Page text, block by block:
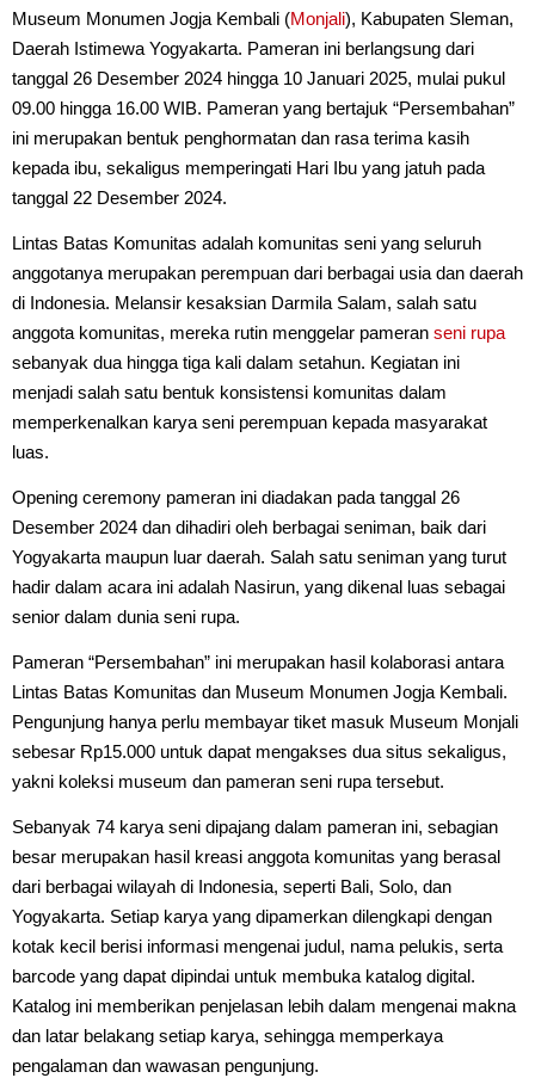
Museum Monumen Jogja Kembali (Monjali), Kabupaten Sleman,
Daerah Istimewa Yogyakarta. Pameran ini berlangsung dari
tanggal 26 Desember 2024 hingga 10 Januari 2025, mulai pukul
09.00 hingga 16.00 WIB. Pameran yang bertajuk “Persembahan”
ini merupakan bentuk penghormatan dan rasa terima kasih
kepada ibu, sekaligus memperingati Hari Ibu yang jatuh pada
tanggal 22 Desember 2024.
Lintas Batas Komunitas adalah komunitas seni yang seluruh
anggotanya merupakan perempuan dari berbagai usia dan daerah
di Indonesia. Melansir kesaksian Darmila Salam, salah satu
anggota komunitas, mereka rutin menggelar pameran seni rupa
sebanyak dua hingga tiga kali dalam setahun. Kegiatan ini
menjadi salah satu bentuk konsistensi komunitas dalam
memperkenalkan karya seni perempuan kepada masyarakat
luas.
Opening ceremony pameran ini diadakan pada tanggal 26
Desember 2024 dan dihadiri oleh berbagai seniman, baik dari
Yogyakarta maupun luar daerah. Salah satu seniman yang turut
hadir dalam acara ini adalah Nasirun, yang dikenal luas sebagai
senior dalam dunia seni rupa.
Pameran “Persembahan” ini merupakan hasil kolaborasi antara
Lintas Batas Komunitas dan Museum Monumen Jogja Kembali.
Pengunjung hanya perlu membayar tiket masuk Museum Monjali
sebesar Rp15.000 untuk dapat mengakses dua situs sekaligus,
yakni koleksi museum dan pameran seni rupa tersebut.
Sebanyak 74 karya seni dipajang dalam pameran ini, sebagian
besar merupakan hasil kreasi anggota komunitas yang berasal
dari berbagai wilayah di Indonesia, seperti Bali, Solo, dan
Yogyakarta. Setiap karya yang dipamerkan dilengkapi dengan
kotak kecil berisi informasi mengenai judul, nama pelukis, serta
barcode yang dapat dipindai untuk membuka katalog digital.
Katalog ini memberikan penjelasan lebih dalam mengenai makna
dan latar belakang setiap karya, sehingga memperkaya
pengalaman dan wawasan pengunjung.